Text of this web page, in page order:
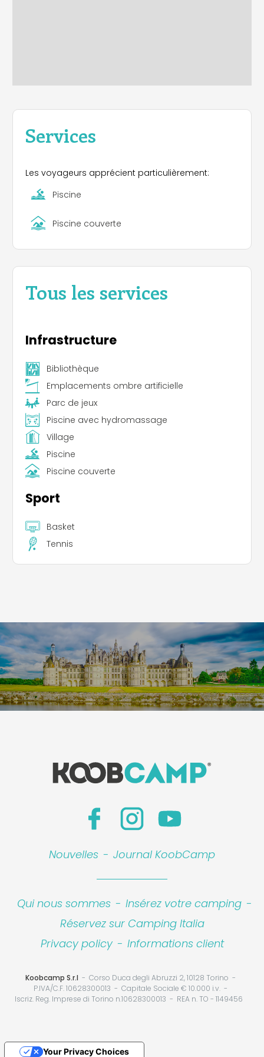
Services
Les voyageurs apprécient particulièrement:
Piscine
Piscine couverte
Tous les services
Infrastructure
Bibliothèque
Emplacements ombre artificielle
Parc de jeux
Piscine avec hydromassage
Village
Piscine
Piscine couverte
Sport
Basket
Tennis
Nouvelles - Journal KoobCamp
Qui nous sommes - Insérez votre camping -
Réservez sur Camping Italia
Privacy policy - Informations client
Koobcamp S.r.l
Corso Duca degli Abruzzi 2, 10128 Torino
P.IVA/C.F. 10628300013
Capitale Sociale € 10.000 i.v.
Iscriz. Reg. Imprese di Torino n.10628300013
REA n. TO - 1149456
Your Privacy Choices